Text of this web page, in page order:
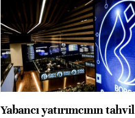
Yabancı yatırımcının tahvil